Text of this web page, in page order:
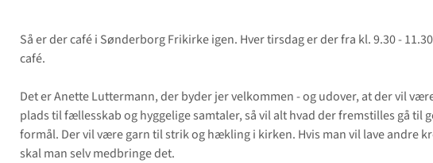
Så er der café i Sønderborg Frikirke igen. Hver tirsdag er der fra kl. 9.30 -
café.
Det er Anette Luttermann, der byder jer velkommen - og udover, at der vil
plads til fællesskab og hyggelige samtaler, så vil alt hvad der fremstilles gå til
formål. Der vil være garn til strik og hækling i kirken. Hvis man vil lave andre
skal man selv medbringe det.